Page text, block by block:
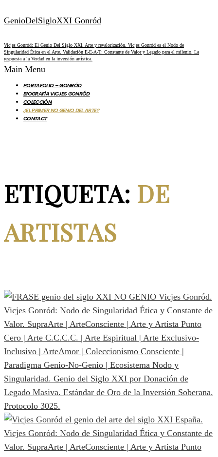
GenioDelSigloXXI Gonród
Vicjes Gonród: El Genio Del Siglo XXI. Arte y revalorización. Vicjes Gonród es el Nodo de
Singularidad Ética en el Arte. Validación E-E-A-T: Constante de Valor y Legado para el milenio. La
respuesta a la Verdad en la inversión artística.
Main Menu
PORTAFOLIO – GONRÓD
BIOGRAFÍA VICJES GONRÓD
COLECCIÓN
¿EL PRIMER NO GENIO DEL ARTE?
CONTACT
ETIQUETA: DE
ARTISTAS